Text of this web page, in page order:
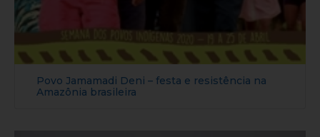
Povo Jamamadi Deni – festa e resistência na
Amazônia brasileira